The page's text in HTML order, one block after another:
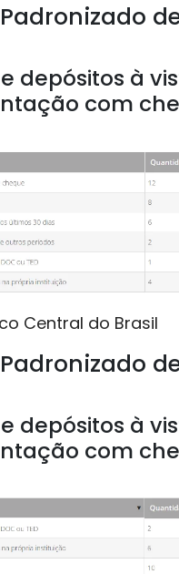
depósitos à
com
Central do Brasil
depósitos à
com